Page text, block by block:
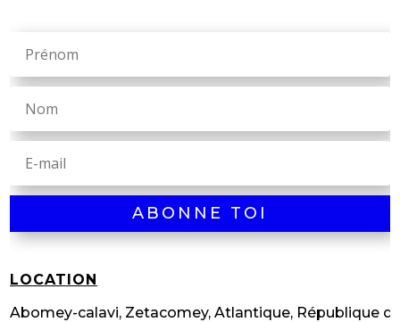
ABONNE TOI
LOCATION
Abomey-calavi, Zetacomey, Atlantique, République